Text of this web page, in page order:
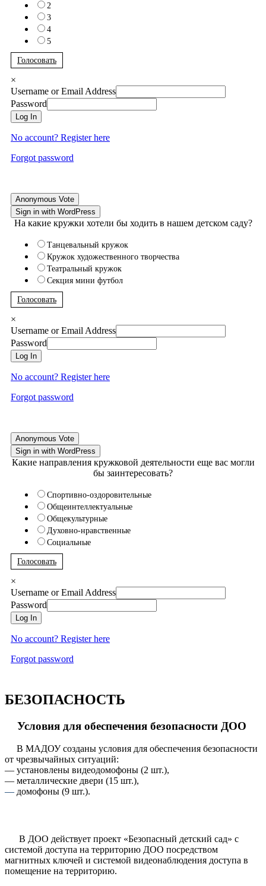
2
3
4
5
Голосовать
×
Username or Email Address
Password
Log In
No account? Register here
Forgot password
Anonymous Vote
Sign in with WordPress
На какие кружки хотели бы ходить в нашем детском саду?
Танцевальный кружок
Кружок художественного творчества
Театральный кружок
Секция мини футбол
Голосовать
×
Username or Email Address
Password
Log In
No account? Register here
Forgot password
Anonymous Vote
Sign in with WordPress
Какие направления кружковой деятельности еще вас могли
бы заинтересовать?
Спортивно-оздоровительные
Общеинтеллектуальные
Общекультурные
Духовно-нравственные
Социальные
Голосовать
×
Username or Email Address
Password
Log In
No account? Register here
Forgot password
БЕЗОПАСНОСТЬ
Условия для обеспечения безопасности ДОО
В МАДОУ созданы условия для обеспечения безопасности
от чрезвычайных ситуаций:
— установлены видеодомофоны (2 шт.),
— металлические двери (15 шт.),
— домофоны (9 шт.).
В ДОО действует проект «Безопасный детский сад» с
системой доступа на территорию ДОО посредством
магнитных ключей и системой видеонаблюдения доступа в
помещение на территорию.